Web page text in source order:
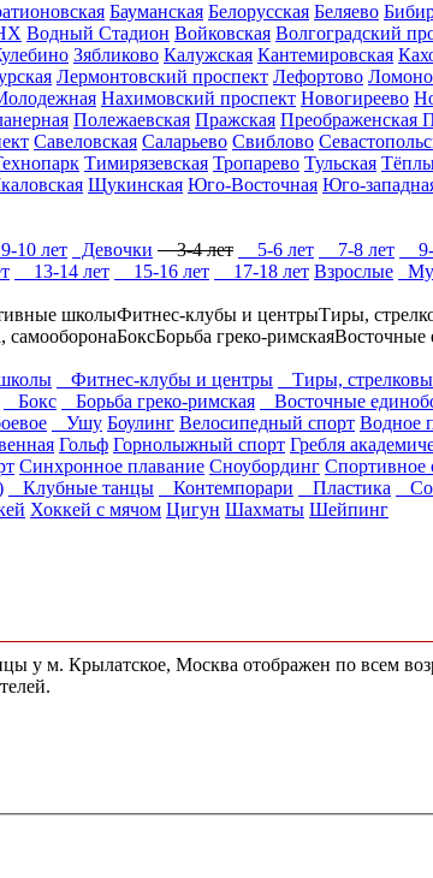
Бауманская Белорусская Беляево
Водный Стадион Войковская Волгоградский
Зябликово Калужская Кантемировская
Лермонтовский проспект Лефортово
Нахимовский проспект Новогиреево
Полежаевская Пражская Преображенская
Савеловская Саларьево Свиблово
Тимирязевская Тропарево Тульская
Щукинская Юго-Восточная Юго-
10 лет Девочки 3-4 лет 5-6 лет 7-8 лет 9-
13-14 лет 15-16 лет 17-18 лет Взрослые
школыФитнес-клубы и центрыТиры,
самооборонаБоксБорьба греко-римскаяВосточные
Фитнес-клубы и центры Тиры,
Бокс Борьба греко-римская Восточные
Ушу Боулинг Велосипедный спорт Водное
Гольф Горнолыжный спорт Гребля
Синхронное плавание Сноубординг Спортивное
Клубные танцы Контемпорари Пластика
Хоккей с мячом Цигун Шахматы Шейпинг
у м. Крылатское, Москва отображен по всем